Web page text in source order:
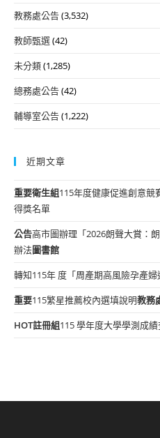
教務處公告(3,532)
教師甄選(42)
未分類(1,285)
總務處公告(42)
輔導室公告(1,222)
近期文章
重要衛生組115年度健康促進創意競
得獎名單
公告高市圖辦理「2026朗聲大賞：
辦法圖書館
轉知115年 度「周產期高風險孕產婦
重要115繁星推薦校內選填說明教務
HOT註冊組115 學年度大學學測成